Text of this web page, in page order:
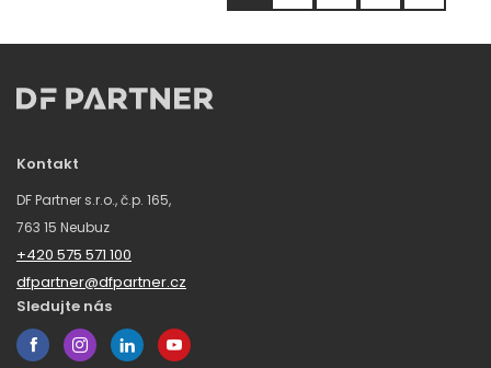
Kontakt
DF Partner s.r.o., č.p. 165,
763 15 Neubuz
+420 575 571 100
dfpartner@dfpartner.cz
Sledujte nás